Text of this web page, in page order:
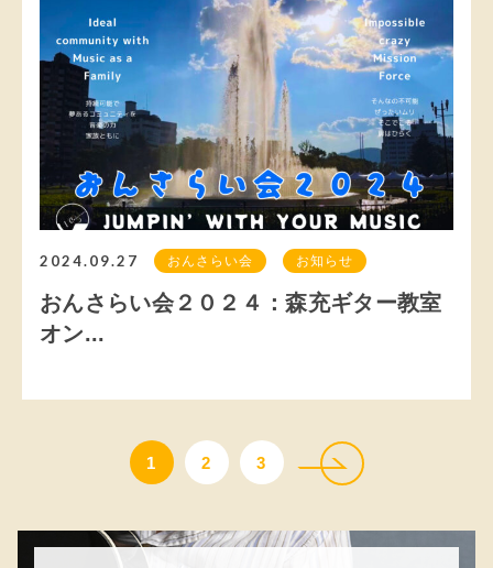
2024.09.27 おんさらい会 お知らせ
おんさらい会２０２４：森充ギター教室
オン...
1 2 3